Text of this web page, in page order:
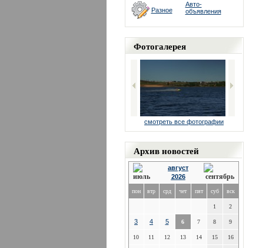
Разное
Авто-
объявления
Фотогалерея
смотреть все фотографии
Архив новостей
август
2026
пон втр срд чет пят суб вск
1 2
3 4 5 6 7 8 9
10 11 12 13 14 15 16